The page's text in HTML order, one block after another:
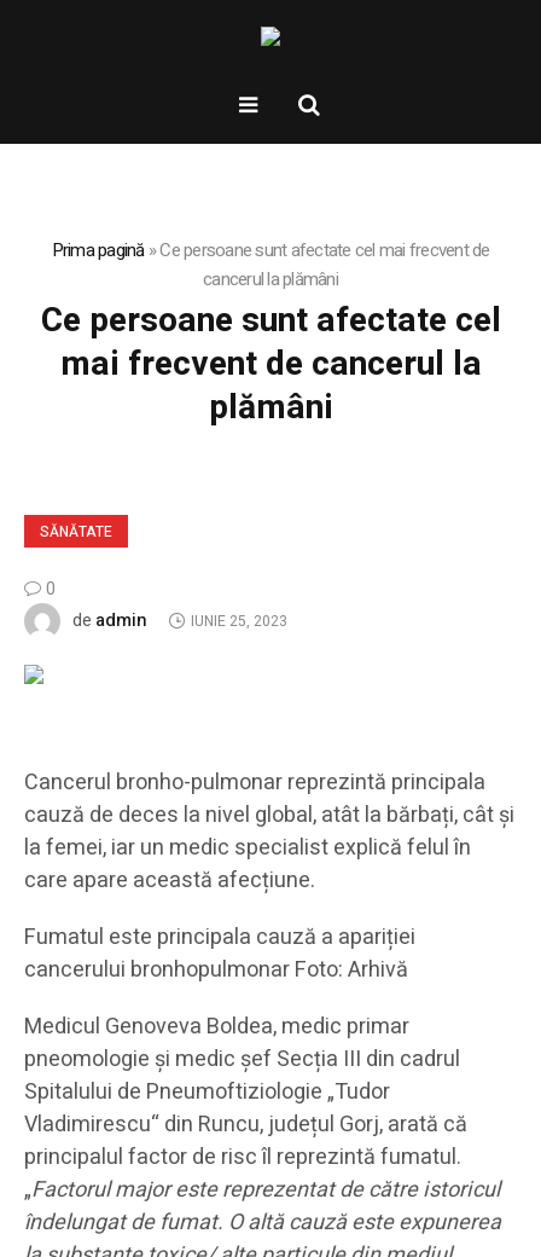
Prima pagină»Ce persoane sunt afectate cel mai frecvent de
cancerul la plămâni
Ce persoane sunt afectate cel
mai frecvent de cancerul la
plămâni
SĂNĂTATE
0
de admin IUNIE 25, 2023
Cancerul bronho-pulmonar reprezintă principala
cauză de deces la nivel global, atât la bărbați, cât și
la femei, iar un medic specialist explică felul în
care apare această afecțiune.
Fumatul este principala cauză a apariției
cancerului bronhopulmonar Foto: Arhivă
Medicul Genoveva Boldea, medic primar
pneomologie și medic șef Secția III din cadrul
Spitalului de Pneumoftiziologie „Tudor
Vladimirescu“ din Runcu, județul Gorj, arată că
principalul factor de risc îl reprezintă fumatul.
„Factorul major este reprezentat de către istoricul
îndelungat de fumat. O altă cauză este expunerea